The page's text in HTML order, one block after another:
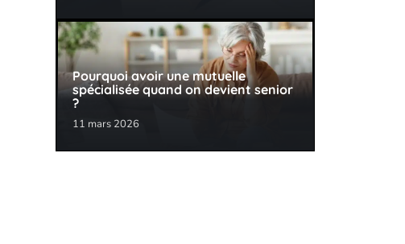
Pourquoi avoir une mutuelle
spécialisée quand on devient senior
?
11 mars 2026